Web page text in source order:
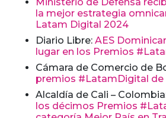
la mejor estrategia
Latam Digital 2024
Diario Libre: AES
lugar en los Premios
Cámara de Comercio de
premios #LatamDigital de
Alcaldía de Cali –
los décimos Premios